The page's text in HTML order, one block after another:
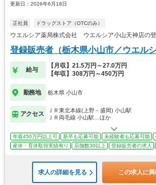
更新日：2026年6月18日
正社員 ドラッグストア（OTCのみ）
ウエルシア薬局株式会社 ウエルシア小山天神店の
登録販売者（栃木県小山市／ウエル
給与
【月収】21.5万円～27.0万円
【年収】308万円～450万円
勤務地 栃木県 小山市
アクセス
ＪＲ東北本線(上野－盛岡) 小山駅
ＪＲ両毛線 小山駅…ほか
年収450万円以上可 新卒も応募可能 未経験者も応募可能
産休・育休取得実績有り
店舗数30以上 登録販売者の求人
求人の詳細を見る この求人に